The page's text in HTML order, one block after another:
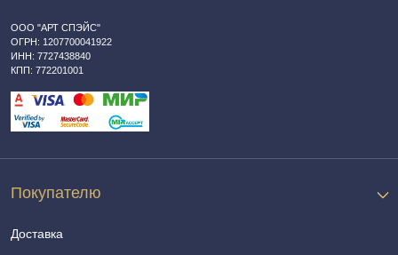
ООО "АРТ СПЭЙС"
ОГРН: 1207700041922
ИНН: 7727438840
КПП: 772201001
Покупателю
Доставка